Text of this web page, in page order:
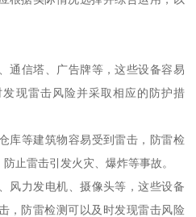
通信塔、广告牌等，这些设备容易
现雷击风险并采取相应的防护措
库等建筑物容易受到雷击，防雷检
止雷击引发火灾、爆炸等事故。
风力发电机、摄像头等，这些设备
，防雷检测可以及时发现雷击风险